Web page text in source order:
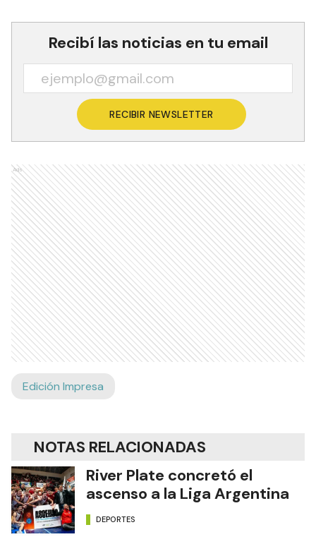
Recibí las noticias en tu email
RECIBIR NEWSLETTER
Ads
Edición Impresa
NOTAS RELACIONADAS
River Plate concretó el
ascenso a la Liga Argentina
DEPORTES